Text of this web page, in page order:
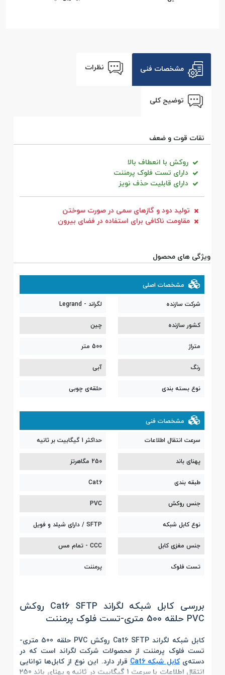
مشخصات فنی نظرات
توضیح کلی
نقات قوت و ضعف
روکش با انعطاف بالا
دارای تست فلوک پرمننت
دارای قابلیت حذف نویز
تولید دود و گاز‌های سمی در صورت سوختن
مقاومت ناکافی برای استفاده در فضای بیرون
ویژگی های محصول
مشخصات اصلی
شرکت سازنده
لگراند - Legrand
کشور سازنده
چین
متراژ
500 متر
رنگ
آبی
نوع بسته بندی
حلقه‌ی چوبی
مشخصات فنی
سرعت انتقال اطلاعات
حداکثر 1 گیگابیت بر ثانیه
پهنای باند
250 مگاهرتز
طبقه بندی
Cat6
جنس روکش
PVC
نوع کابل شبکه
SFTP / دارای شیلد و فویل
جنس مغزی کابل
CCC - تمام مس
تست فلوک
پرمننت
بررسی کابل شبکه لگراند Cat6 SFTP روکش
PVC حلقه 500 متری-تست فلوک پرمننت
کابل شبکه لگراند Cat6 SFTP روکش PVC حلقه 500 متری-
تست فلوک پرمننت از محصولات شرکت لگراند است که در
دسته‌یکابل شبکه Cat6
قرار دارد. این نوع از کابل‌ها توانایی
انتقال اطلاعات با سرعت 1 گیگابیت در ثانیه و پهنای باند 250